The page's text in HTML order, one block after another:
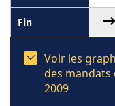
Voir les
des mandats
2009